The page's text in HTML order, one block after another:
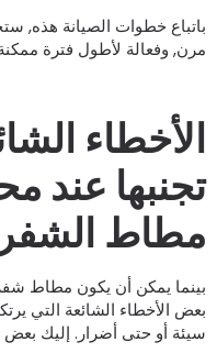
خطوات الصيانة هذه,
وفعالة لأطول فترة ممكنة.
عند
يمكن أن يكون مطاط شفرة
الأخطاء الشائعة التي
أو حتى أضرار. إليك بعض